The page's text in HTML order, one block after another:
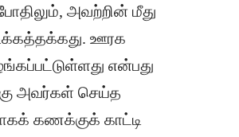
அவற்றின் மீது
ஊரக
என்பது
அவர்கள் செய்த
கணக்குக் காட்டி